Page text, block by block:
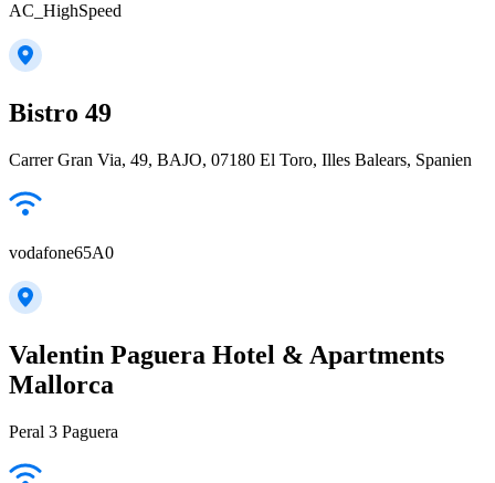
AC_HighSpeed
Bistro 49
Carrer Gran Via, 49, BAJO, 07180 El Toro, Illes Balears, Spanien
vodafone65A0
Valentin Paguera Hotel & Apartments
Mallorca
Peral 3 Paguera